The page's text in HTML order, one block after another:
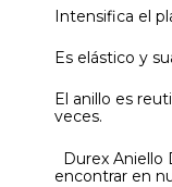
Intensifica el
Es elástico y
El anillo es
veces.
Durex Aniello
encontrar en